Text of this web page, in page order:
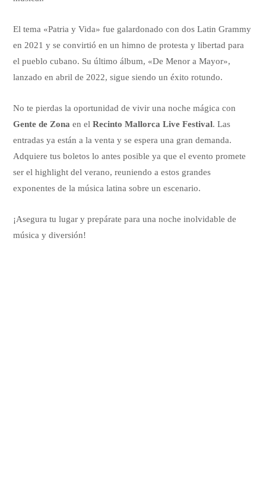
El tema «Patria y Vida» fue galardonado con dos Latin Grammy
en 2021 y se convirtió en un himno de protesta y libertad para
el pueblo cubano. Su último álbum, «De Menor a Mayor»,
lanzado en abril de 2022, sigue siendo un éxito rotundo.
No te pierdas la oportunidad de vivir una noche mágica con
Gente de Zona en elRecinto Mallorca Live Festival. Las
entradas ya están a la venta y se espera una gran demanda.
Adquiere tus boletos lo antes posible ya que el evento promete
ser el highlight del verano, reuniendo a estos grandes
exponentes de la música latina sobre un escenario.
¡Asegura tu lugar y prepárate para una noche inolvidable de
música y diversión!